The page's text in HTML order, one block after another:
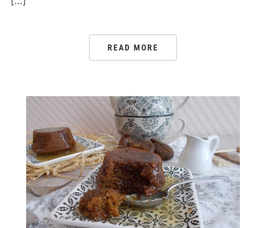
READ MORE